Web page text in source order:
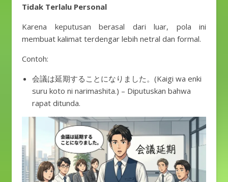
Tidak Terlalu Personal
Karena keputusan berasal dari luar, pola ini
membuat kalimat terdengar lebih netral dan formal.
Contoh:
会議は延期することになりました。(Kaigi wa enki
suru koto ni narimashita.) – Diputuskan bahwa
rapat ditunda.